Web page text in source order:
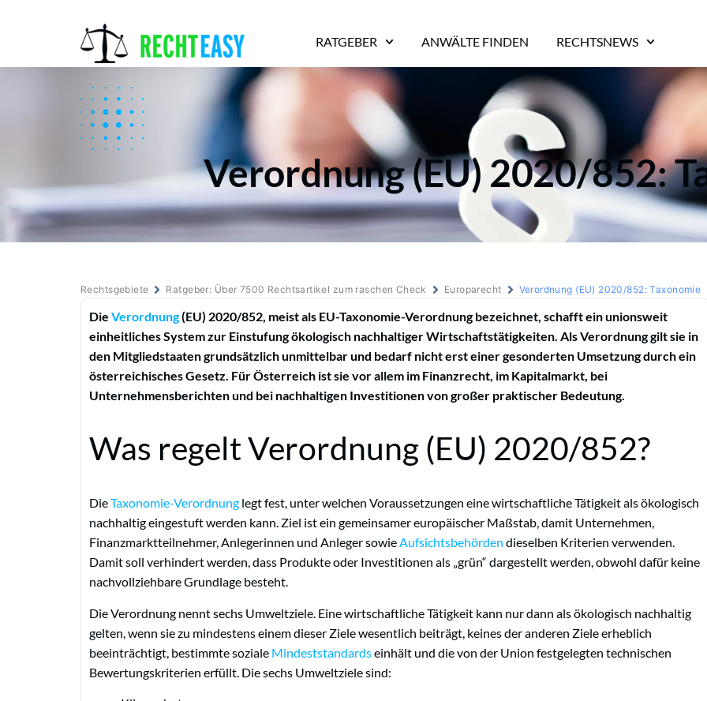
RATGEBER ANWÄLTE FINDEN RECHTSNEWS
Verordnung (EU) 2020/852:
Rechtsgebiete Ratgeber: Über 7500 Rechtsartikel zum raschen Check Europarecht Verordnung (EU) 2020/852: Taxonomie
Die Verordnung(EU) 2020/852, meist als EU-Taxonomie-Verordnung bezeichnet, schafft ein unionsweit
einheitliches System zur Einstufung ökologisch nachhaltiger Wirtschaftstätigkeiten. Als Verordnung gilt sie in
den Mitgliedstaaten grundsätzlich unmittelbar und bedarf nicht erst einer gesonderten Umsetzung durch ein
österreichisches Gesetz. Für Österreich ist sie vor allem im Finanzrecht, im Kapitalmarkt, bei
Unternehmensberichten und bei nachhaltigen Investitionen von großer praktischer Bedeutung.
Was regelt Verordnung (EU) 2020/852?
DieTaxonomie-Verordnung legt fest, unter welchen Voraussetzungen eine wirtschaftliche Tätigkeit als ökologisch
nachhaltig eingestuft werden kann. Ziel ist ein gemeinsamer europäischer Maßstab, damit Unternehmen,
Finanzmarktteilnehmer, Anlegerinnen und Anleger sowieAufsichtsbehörden dieselben Kriterien verwenden.
Damit soll verhindert werden, dass Produkte oder Investitionen als „grün“ dargestellt werden, obwohl dafür keine
nachvollziehbare Grundlage besteht.
Die Verordnung nennt sechs Umweltziele. Eine wirtschaftliche Tätigkeit kann nur dann als ökologisch nachhaltig
gelten, wenn sie zu mindestens einem dieser Ziele wesentlich beiträgt, keines der anderen Ziele erheblich
beeinträchtigt, bestimmte soziale Mindeststandardseinhält und die von der Union festgelegten technischen
Bewertungskriterien erfüllt. Die sechs Umweltziele sind:
Alle Anwälte